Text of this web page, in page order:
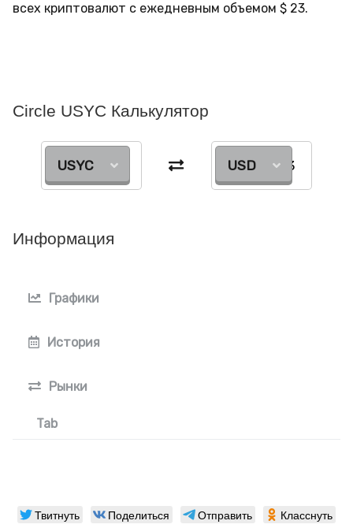
всех криптовалют с ежедневным объемом $ 23.
Circle USYC Калькулятор
USYC USD
Информация
Графики
История
Рынки
Tab
Твитнуть Поделиться Отправить
Класснуть